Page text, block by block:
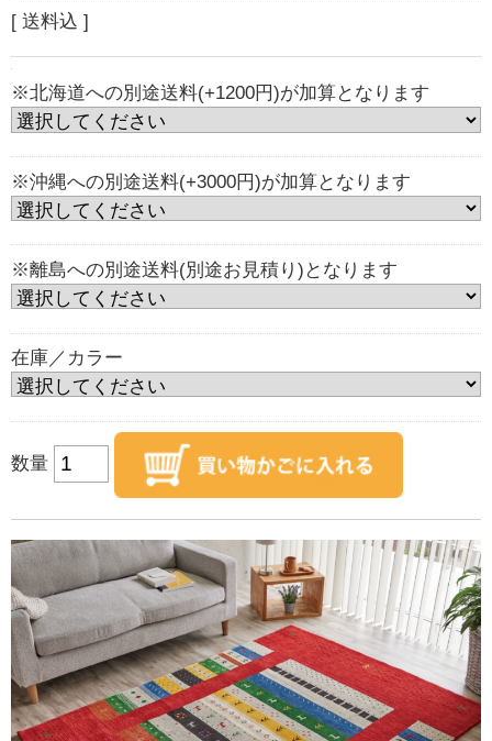
[ 送料込 ]
※北海道への別途送料(+1200円)が加算となります
※沖縄への別途送料(+3000円)が加算となります
※離島への別途送料(別途お見積り)となります
在庫／カラー
数量